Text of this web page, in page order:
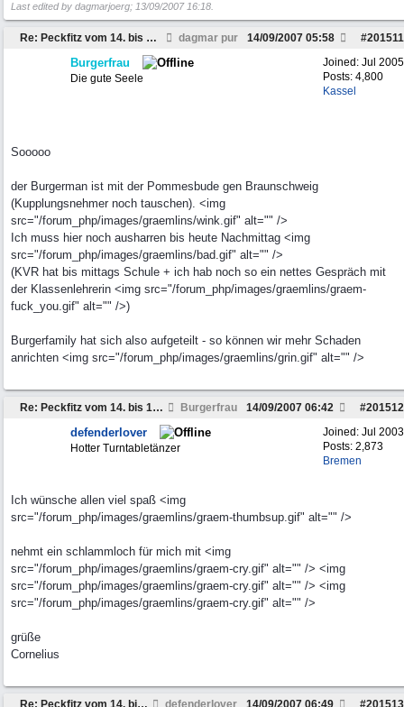
Last edited by dagmarjoerg; 13/09/2007 16:18
Re: Peckfitz vom 14. bis 16. September ? dagmar pur #201511
14/09/2007 05:58
Joined: Jul 2005
Posts: 4,800
Kassel
Burgerfrau
Die gute Seele
Sooooo
der Burgerman ist mit der Pommesbude gen Braunschweig
(Kupplungsnehmer noch tauschen). <img
src="/forum_php/images/graemlins/wink.gif" alt="" />
Ich muss hier noch ausharren bis heute Nachmittag <img
src="/forum_php/images/graemlins/bad.gif" alt="" />
(KVR hat bis mittags Schule + ich hab noch so ein nettes Gespräch mit
der Klassenlehrerin <img src="/forum_php/images/graemlins/graem-
fuck_you.gif" alt="" />)
Burgerfamily hat sich also aufgeteilt - so können wir mehr Schaden
anrichten <img src="/forum_php/images/graemlins/grin.gif" alt="" />
Re: Peckfitz vom 14. bis 16. September ? Burgerfrau #201512
14/09/2007 06:42
Joined: Jul 2003
Posts: 2,873
Bremen
defenderlover
Hotter Turntabletänzer
Ich wünsche allen viel spaß <img
src="/forum_php/images/graemlins/graem-thumbsup.gif" alt="" />
nehmt ein schlammloch für mich mit <img
src="/forum_php/images/graemlins/graem-cry.gif" alt="" /> <img
src="/forum_php/images/graemlins/graem-cry.gif" alt="" /> <img
src="/forum_php/images/graemlins/graem-cry.gif" alt="" />
grüße
Cornelius
Re: Peckfitz vom 14. bis 16. September ? defenderlover #201513
14/09/2007 06:49